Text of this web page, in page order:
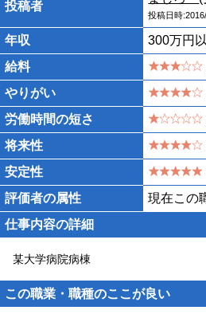
投稿者
投稿日時
年収
300万円
給料
やりがい
労働時間の短さ
将来性
安定性
評価者の属性
現在この
仕事内容の詳細
某大学病院病棟
この職業・職種のここが良い